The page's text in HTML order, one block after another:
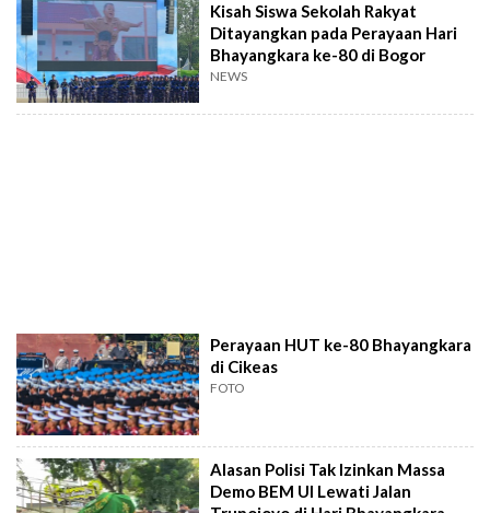
Kisah Siswa Sekolah Rakyat
Ditayangkan pada Perayaan Hari
Bhayangkara ke-80 di Bogor
NEWS
Perayaan HUT ke-80 Bhayangkara
di Cikeas
FOTO
Alasan Polisi Tak Izinkan Massa
Demo BEM UI Lewati Jalan